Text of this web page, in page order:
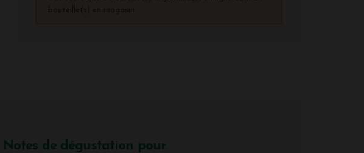
Notes de dégustation pour